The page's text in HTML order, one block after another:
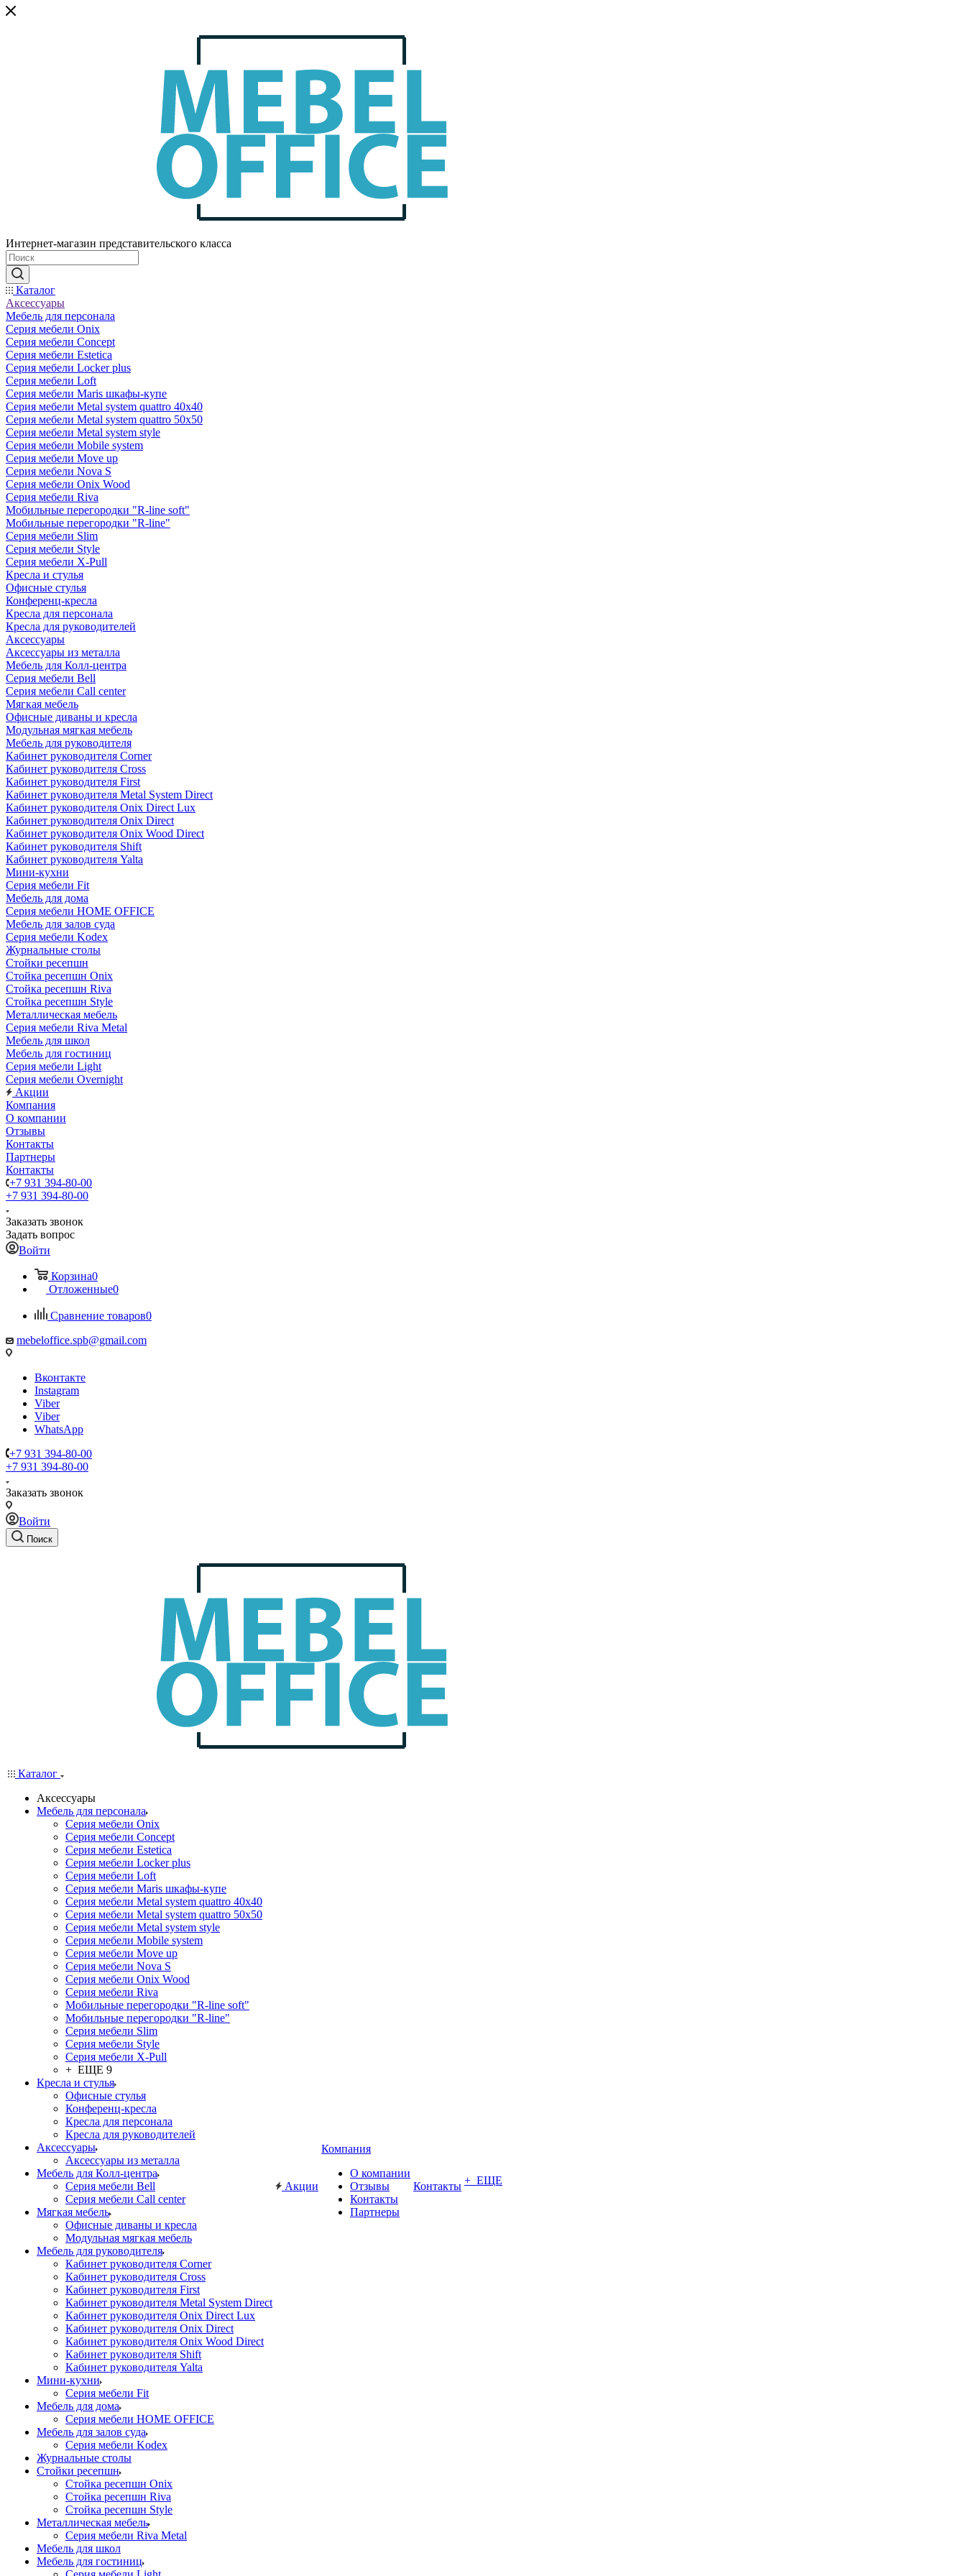
Интернет-магазин представительского класса
Каталог
Аксессуары
Мебель для персонала
Серия мебели Onix
Серия мебели Concept
Серия мебели Estetica
Серия мебели Locker plus
Серия мебели Loft
Серия мебели Maris шкафы-купе
Серия мебели Metal system quattro 40x40
Серия мебели Metal system quattro 50x50
Серия мебели Metal system style
Серия мебели Mobile system
Серия мебели Move up
Серия мебели Nova S
Серия мебели Onix Wood
Серия мебели Riva
Мобильные перегородки "R-line soft"
Мобильные перегородки "R-line"
Серия мебели Slim
Серия мебели Style
Серия мебели X-Pull
Кресла и стулья
Офисные стулья
Конференц-кресла
Кресла для персонала
Кресла для руководителей
Аксессуары
Аксессуары из металла
Мебель для Колл-центра
Серия мебели Bell
Серия мебели Call center
Мягкая мебель
Офисные диваны и кресла
Модульная мягкая мебель
Мебель для руководителя
Кабинет руководителя Corner
Кабинет руководителя Cross
Кабинет руководителя First
Кабинет руководителя Metal System Direct
Кабинет руководителя Onix Direct Lux
Кабинет руководителя Onix Direct
Кабинет руководителя Onix Wood Direct
Кабинет руководителя Shift
Кабинет руководителя Yalta
Мини-кухни
Серия мебели Fit
Мебель для дома
Серия мебели HOME OFFICE
Мебель для залов суда
Серия мебели Kodex
Журнальные столы
Стойки ресепшн
Стойка ресепшн Onix
Стойка ресепшн Riva
Стойка ресепшн Style
Металлическая мебель
Серия мебели Riva Metal
Мебель для школ
Мебель для гостиниц
Серия мебели Light
Серия мебели Overnight
Акции
Компания
О компании
Отзывы
Контакты
Партнеры
Контакты
+7 931 394-80-00
+7 931 394-80-00
Заказать звонок
Задать вопрос
Войти
Корзина0
Отложенные0
Сравнение товаров0
mebeloffice.spb@gmail.com
Вконтакте
Instagram
Viber
Viber
WhatsApp
+7 931 394-80-00
+7 931 394-80-00
Заказать звонок
Войти
Поиск
Каталог
Аксессуары
Мебель для персонала
Серия мебели Onix
Серия мебели Concept
Серия мебели Estetica
Серия мебели Locker plus
Серия мебели Loft
Серия мебели Maris шкафы-купе
Серия мебели Metal system quattro 40x40
Серия мебели Metal system quattro 50x50
Серия мебели Metal system style
Серия мебели Mobile system
Серия мебели Move up
Серия мебели Nova S
Серия мебели Onix Wood
Серия мебели Riva
Мобильные перегородки "R-line soft"
Мобильные перегородки "R-line"
Серия мебели Slim
Серия мебели Style
Серия мебели X-Pull
+ ЕЩЕ 9
Кресла и стулья
Офисные стулья
Конференц-кресла
Кресла для персонала
Кресла для руководителей
Аксессуары
Аксессуары из металла
Мебель для Колл-центра
Серия мебели Bell
Серия мебели Call center
Мягкая мебель
Офисные диваны и кресла
Модульная мягкая мебель
Мебель для руководителя
Кабинет руководителя Corner
Кабинет руководителя Cross
Кабинет руководителя First
Кабинет руководителя Metal System Direct
Кабинет руководителя Onix Direct Lux
Кабинет руководителя Onix Direct
Кабинет руководителя Onix Wood Direct
Кабинет руководителя Shift
Кабинет руководителя Yalta
Мини-кухни
Серия мебели Fit
Мебель для дома
Серия мебели HOME OFFICE
Мебель для залов суда
Серия мебели Kodex
Журнальные столы
Стойки ресепшн
Стойка ресепшн Onix
Стойка ресепшн Riva
Стойка ресепшн Style
Металлическая мебель
Серия мебели Riva Metal
Мебель для школ
Мебель для гостиниц
Акции
Компания
О компании
Отзывы
Контакты
Партнеры
Контакты + ЕЩЕ